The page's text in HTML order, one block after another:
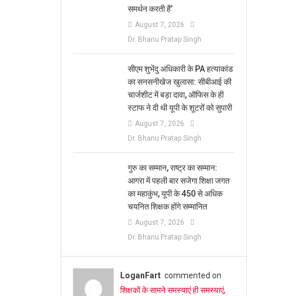
समर्थन करती हैं’
August 7, 2026
Dr. Bhanu Pratap Singh
सीएम शुभेंदु अधिकारी के PA हत्याकांड
का सनसनीखेज खुलासा: सीबीआई की
चार्जशीट में बड़ा दावा, ऑफिस के ही
स्टाफ ने दी थी यूपी के शूटरों को सुपारी
August 7, 2026
Dr. Bhanu Pratap Singh
​गुरु का सम्मान, राष्ट्र का सम्मान:
आगरा में पहली बार सजेगा शिक्षा जगत
का महाकुंभ, यूपी के 450 से अधिक
चयनित शिक्षक होंगे सम्मानित
August 7, 2026
Dr. Bhanu Pratap Singh
LoganFartcommented on
शिक्षकों के सामने समस्याएं ही समस्याएं,